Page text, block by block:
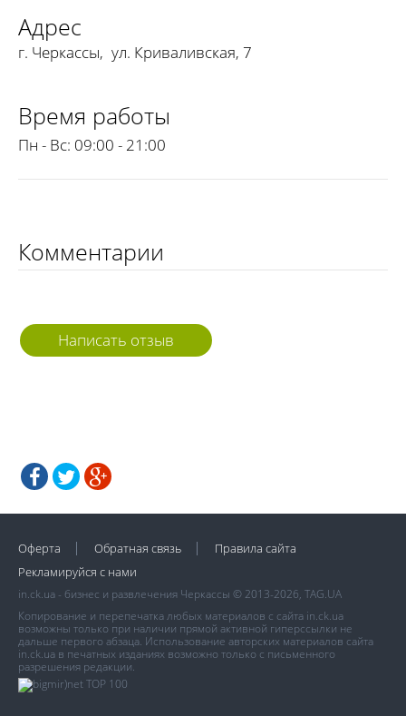
Адрес
г. Черкассы, ул. Криваливская, 7
Время работы
Пн - Вс: 09:00 - 21:00
Комментарии
Написать отзыв
Оферта Обратная связь
Правила сайта
Рекламируйся с нами
in.ck.ua - бизнес и развлечения Черкассы © 2013-2026, TAG.UA
Копирование и перепечатка любых материалов с сайта in.ck.ua
возможны только при наличии прямой активной гиперссылки не
дальше первого абзаца. Использование авторских материалов сайта
in.ck.ua в печатных изданиях возможно только с письменного
разрешения редакции.